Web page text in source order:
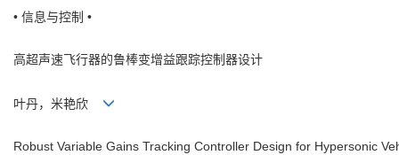
• 信息与控制 •
高超声速飞行器的鲁棒变增益跟踪控制器设计
叶丹，米艳欣
Robust Variable Gains Tracking Controller Design for Hypersonic